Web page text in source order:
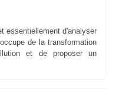
essentiellement d'analyser
de la transformation
et de proposer un